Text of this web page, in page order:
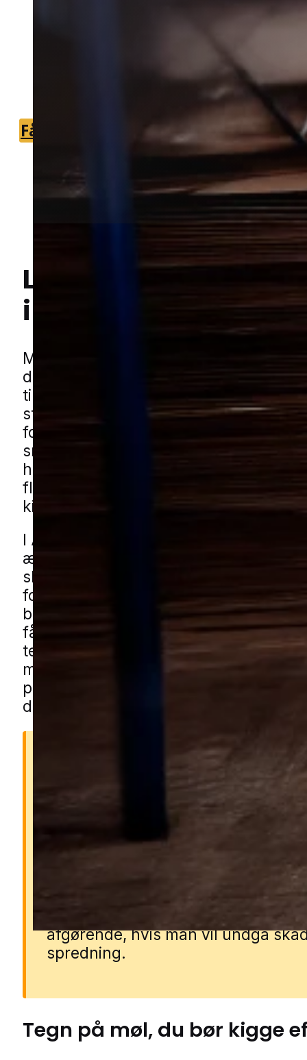
Møl i Assens kan være en udfordring i
du hurtigt kan komme videre med en
løsning, der passer til din situation.
Få et tilbud +45 51 90 85 46
Lokal bekæmpelse
i Assens
Møl kan være en frustrerende
de ofte får fat i tekstiler, tørvarer eller
ting, før man opdager omfanget. De
steder, hvor der er ro, lidt varme og
for at gemme sig i skabe, loftsrum,
små opbevaringsområder. Når
har fået lov at udvikle sig, kan det
flere rum og gøre det svært selv at
kilden.
I Assens ser vi ofte, at blandede
ældre boligkvarterer og mindre
skure, garager og udhuse giver
forskellige opbevaringsforhold
boligen. Det kan skabe flere steder,
får lov at udvikle sig ubemærket, især
tekstiler eller tørre varer står længe.
mølhjælp i Assens gennem vores
partnere. Udfyld formularen, så
dig med en specialist fra nærområdet.
Hvorfor er møl et
Møl kan hurtigt ødelægge tøj,
fødevarer, før man opdager
Larverne lever af materialer som
silke, pels, mel og gryn, og et lille
kan hurtigt udvikle sig til en større
bestand. Derfor er hurtig handling
afgørende, hvis man vil undgå
spredning.
Tegn på møl, du bør kigge
Hej! Hvordan kan jeg hjælpe dig? Har du nogen spørgsmål?